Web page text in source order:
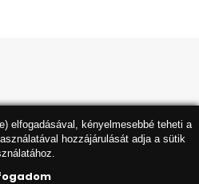
elfogadásával, kényelmesebbé teheti a
hozzájárulását adja a sütik